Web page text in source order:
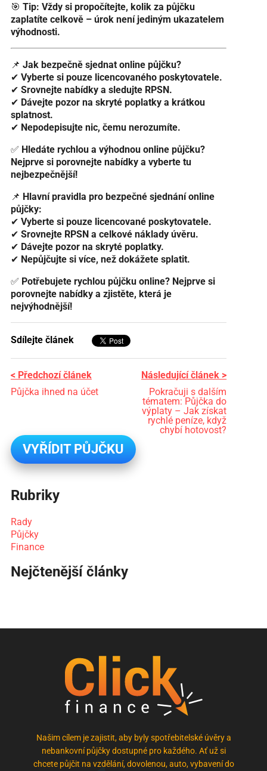
🎯 Tip: Vždy si propočítejte, kolik za půjčku
zaplatíte celkově – úrok není jediným ukazatelem
výhodnosti.
📌 Jak bezpečně sjednat online půjčku?
✔ Vyberte si pouze licencovaného poskytovatele.
✔ Srovnejte nabídky a sledujte RPSN.
✔ Dávejte pozor na skryté poplatky a krátkou
splatnost.
✔ Nepodepisujte nic, čemu nerozumíte.
✅ Hledáte rychlou a výhodnou online půjčku?
Nejprve si porovnejte nabídky a vyberte tu
nejbezpečnější!
📌 Hlavní pravidla pro bezpečné sjednání online
půjčky:
✔ Vyberte si pouze licencované poskytovatele.
✔ Srovnejte RPSN a celkové náklady úvěru.
✔ Dávejte pozor na skryté poplatky.
✔ Nepůjčujte si více, než dokážete splatit.
✅ Potřebujete rychlou půjčku online? Nejprve si
porovnejte nabídky a zjistěte, která je
nejvýhodnější!
Sdílejte článek
< Předchozí článek
Půjčka ihned na účet
Následující článek >
Pokračuji s dalším
tématem: Půjčka do
výplaty – Jak získat
rychlé peníze, když
chybí hotovost?
VYŘÍDIT PŮJČKU
Rubriky
Rady
Půjčky
Finance
Nejčtenější články
Našim cílem je zajistit, aby byly spotřebitelské úvěry a
nebankovní půjčky dostupné pro každého. Ať už si
chcete půjčit na vzdělání, dovolenou, auto, vybavení do